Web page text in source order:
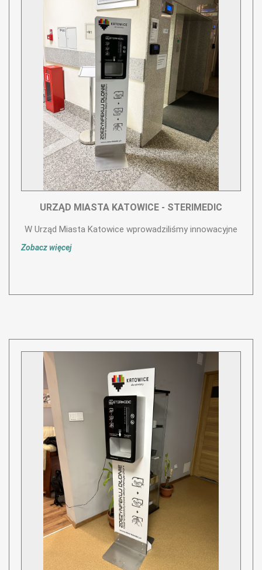
URZĄD MIASTA KATOWICE - STERIMEDIC
W Urząd Miasta Katowice wprowadziliśmy innowacyjne
Zobacz więcej